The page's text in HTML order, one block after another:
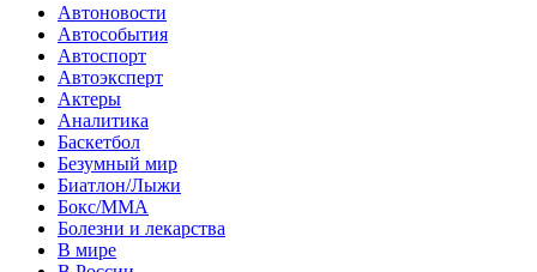
Автоновости
Автособытия
Автоспорт
Автоэксперт
Актеры
Аналитика
Баскетбол
Безумный мир
Биатлон/Лыжи
Бокс/MMA
Болезни и лекарства
В мире